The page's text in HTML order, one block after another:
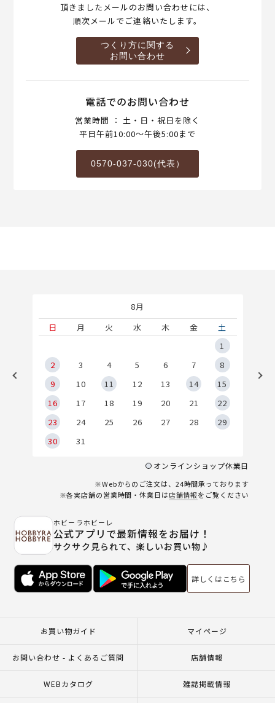
頂きましたメールのお問い合わせには、
順次メールでご連絡いたします。
つくり方に関する
お問い合わせ
電話でのお問い合わせ
営業時間 ： 土・日・祝日を除く
平日午前10:00～午後5:00まで
0570-037-030(代表）
8月
日
月 火 水 木 金
土
1
2
3 4 5 6 7
8
9
10 11 12 13 14
15
16
17 18 19 20 21
22
23
24 25 26 27 28
29
30
31
オンラインショップ休業日
※Webからのご注文は、24時間承っております
※各実店舗の営業時間・休業日は店舗情報をご覧ください
ホビーラホビーレ
公式アプリで最新情報をお届け！
サクサク見られて、楽しいお買い物♪
詳しくはこちら
お買い物ガイド マイページ
お問い合わせ - よくあるご質問 店舗情報
WEBカタログ 雑誌掲載情報